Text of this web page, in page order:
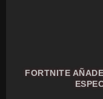
FORTNITE